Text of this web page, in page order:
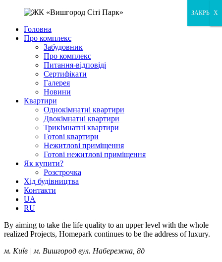
Головна
Про комплекс
Забудовник
Про комплекс
Питання-відповіді
Сертифікати
Галерея
Новини
Квартири
Однокімнатні квартири
Двокімнатні квартири
Трикімнатні квартири
Готові квартири
Нежитлові приміщення
Готові нежитлові приміщення
Як купити?
Розстрочка
Хід будівництва
Контакти
UA
RU
By aiming to take the life quality to an upper level with the whole
realized Projects, Homepark continues to be the address of luxury.
м. Київ | м. Вишгород вул. Набережна, 8д
X
ЗАКРЫТЬ
X